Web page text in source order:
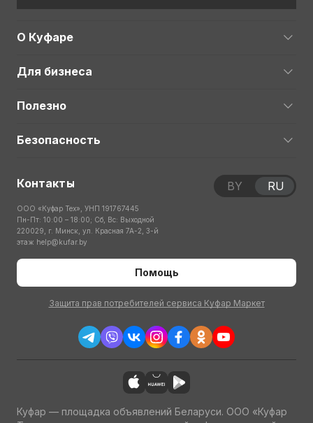
О Куфаре
Для бизнеса
Полезно
Безопасность
Контакты
ООО «Куфар Тех», УНП 191767445
Пн-Пт: 10:00 – 18:00; Сб, Вс: Выходной
220029, г. Минск, ул. Красная 7А-2, 3-й
этаж help@kufar.by
Помощь
Защита прав потребителей сервиса Куфар Маркет
BY RU
Куфар — площадка объявлений Беларуси. ООО «Куфар